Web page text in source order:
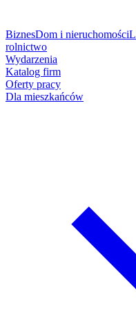
BiznesDom i nieruchomości
rolnictwo
Wydarzenia
Katalog firm
Oferty pracy
Dla mieszkańców